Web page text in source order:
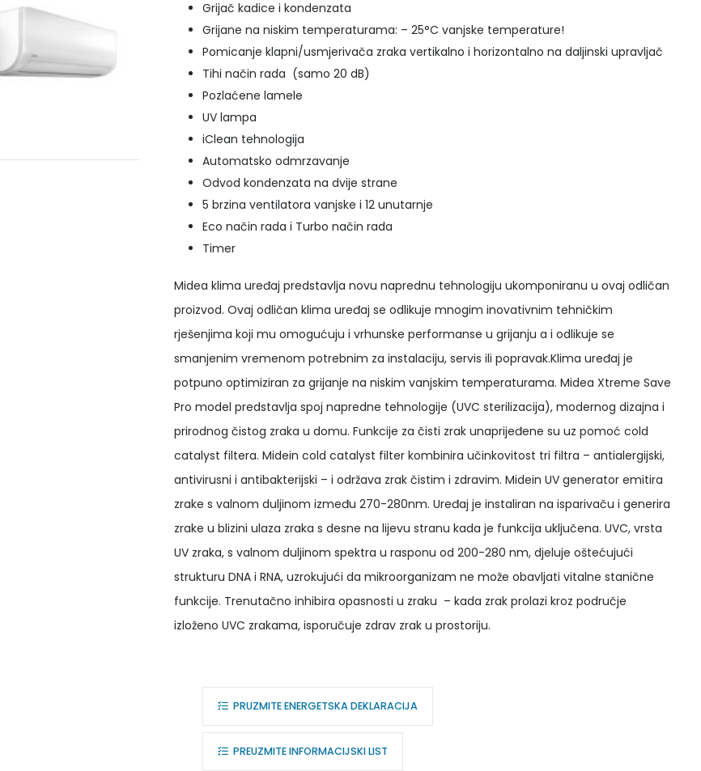
Grijač kadice i kondenzata
Grijane na niskim temperaturama: – 25°C vanjske temperature!
Pomicanje klapni/usmjerivača zraka vertikalno i horizontalno na daljinski upravljač
Tihi način rada (samo 20 dB)
Pozlaćene lamele
UV lampa
iClean tehnologija
Automatsko odmrzavanje
Odvod kondenzata na dvije strane
5 brzina ventilatora vanjske i 12 unutarnje
Eco način rada i Turbo način rada
Timer
Midea klima uređaj predstavlja novu naprednu tehnologiju ukomponiranu u ovaj odličan
proizvod. Ovaj odličan klima uređaj se odlikuje mnogim inovativnim tehničkim
rješenjima koji mu omogućuju i vrhunske performanse u grijanju a i odlikuje se
smanjenim vremenom potrebnim za instalaciju, servis ili popravak.Klima uređaj je
potpuno optimiziran za grijanje na niskim vanjskim temperaturama. Midea Xtreme Save
Pro model predstavlja spoj napredne tehnologije (UVC sterilizacija), modernog dizajna i
prirodnog čistog zraka u domu. Funkcije za čisti zrak unaprijeđene su uz pomoć cold
catalyst filtera. Midein cold catalyst filter kombinira učinkovitost tri filtra – antialergijski,
antivirusni i antibakterijski – i održava zrak čistim i zdravim. Midein UV generator emitira
zrake s valnom duljinom između 270-280nm. Uređaj je instaliran na isparivaču i generira
zrake u blizini ulaza zraka s desne na lijevu stranu kada je funkcija uključena. UVC, vrsta
UV zraka, s valnom duljinom spektra u rasponu od 200-280 nm, djeluje oštećujući
strukturu DNA i RNA, uzrokujući da mikroorganizam ne može obavljati vitalne stanične
funkcije. Trenutačno inhibira opasnosti u zraku – kada zrak prolazi kroz područje
izloženo UVC zrakama, isporučuje zdrav zrak u prostoriju.
PRUZMITE ENERGETSKA DEKLARACIJA
PREUZMITE INFORMACIJSKI LIST